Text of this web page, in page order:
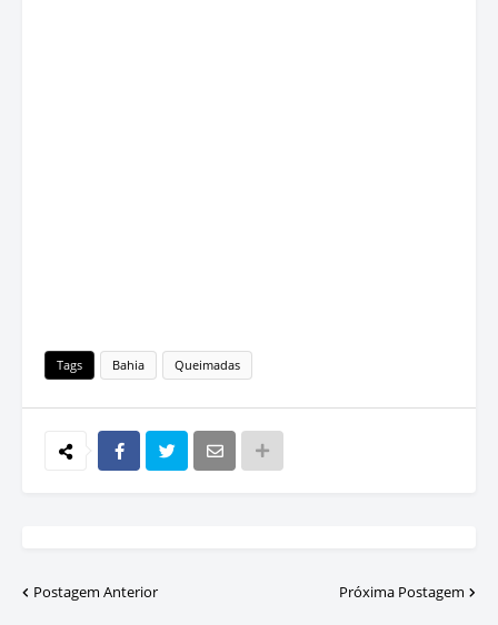
Tags Bahia Queimadas
Postagem Anterior Próxima Postagem